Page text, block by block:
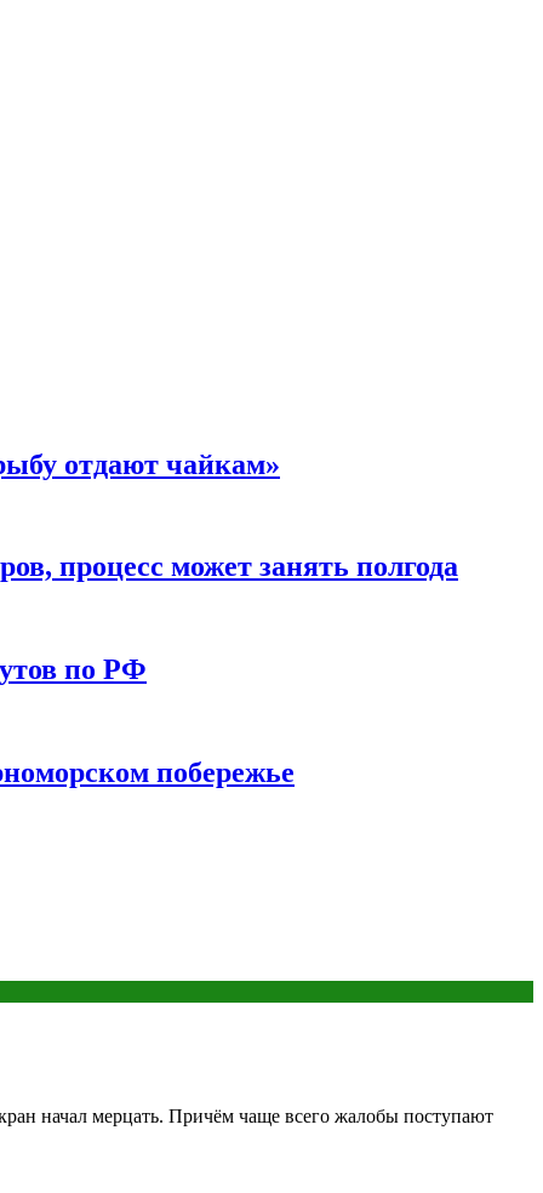
отдают чайкам»
процесс может занять полгода
по РФ
побережье
начал мерцать. Причём чаще всего жалобы поступают